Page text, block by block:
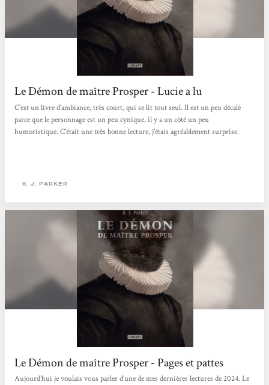
Le Démon de maître Prosper - Lucie a lu
C'est un livre d'ambiance, très court, qui se lit tout seul. Il est un peu décalé
parce que le personnage est un peu cynique, il y a un côté un peu
humoristique. C'était une très bonne lecture, j'étais agréablement surprise.
K. J. PARKER
Le Démon de maître Prosper - Pages et pattes
Aujourd’hui je voulais vous parler d’une de mes dernières lectures de 2024. Le